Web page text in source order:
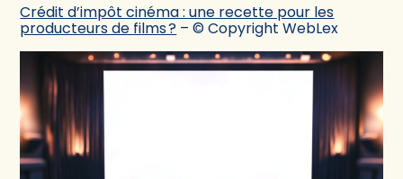
Crédit d’impôt cinéma : une recette pour les
producteurs de films ? – © Copyright WebLex